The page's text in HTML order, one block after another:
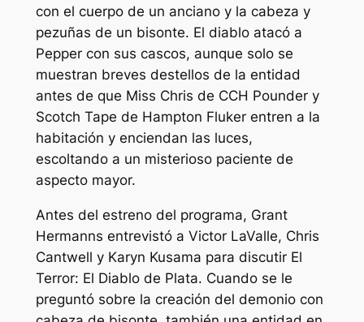
con el cuerpo de un anciano y la cabeza y
pezuñas de un bisonte. El diablo atacó a
Pepper con sus cascos, aunque solo se
muestran breves destellos de la entidad
antes de que Miss Chris de CCH Pounder y
Scotch Tape de Hampton Fluker entren a la
habitación y enciendan las luces,
escoltando a un misterioso paciente de
aspecto mayor.
Antes del estreno del programa, Grant
Hermanns entrevistó a Victor LaValle, Chris
Cantwell y Karyn Kusama para discutir El
Terror: El Diablo de Plata. Cuando se le
preguntó sobre la creación del demonio con